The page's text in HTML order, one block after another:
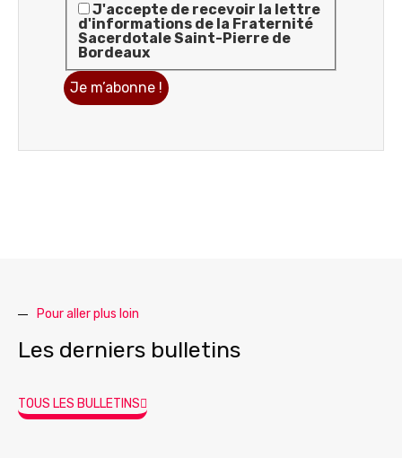
J'accepte de recevoir la lettre
d'informations de la Fraternité
Sacerdotale Saint-Pierre de
Bordeaux
Pour aller plus loin
Les derniers bulletins
TOUS LES BULLETINS